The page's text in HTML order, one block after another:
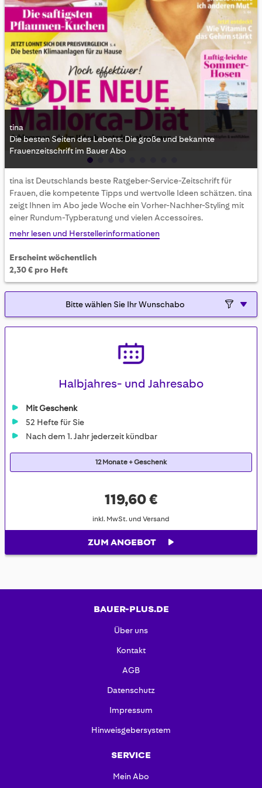
to
the
beginning
of
the
gallery
tina
Die besten Seiten des Lebens: Die große und bekannte
Frauenzeitschrift im Bauer Abo
tina ist Deutschlands beste Ratgeber-Service-Zeitschrift für
Frauen, die kompetente Tipps und wertvolle Ideen schätzen. tina
zeigt Ihnen im Abo jede Woche ein Vorher-Nachher-Styling mit
einer Rundum-Typberatung und vielen Accessoires.
mehr lesen und Herstellerinformationen
Erscheint wöchentlich
2,30 € pro Heft
Halbjahres- und Jahresabo
Mit Geschenk
52 Hefte für Sie
Nach dem 1. Jahr jederzeit kündbar
12 Monate + Geschenk
119,60 €
inkl. MwSt. und Versand
ZUM ANGEBOT
BAUER-PLUS.DE
Über uns
Kontakt
AGB
Datenschutz
Impressum
Hinweisgebersystem
SERVICE
Mein Abo